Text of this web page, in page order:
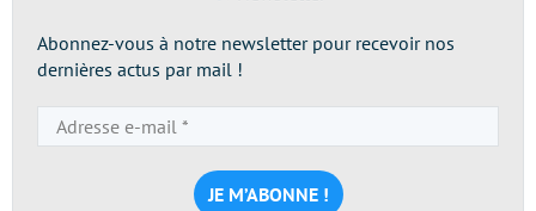
Abonnez-vous à notre newsletter pour recevoir nos
dernières actus par mail !
e-
mail
*